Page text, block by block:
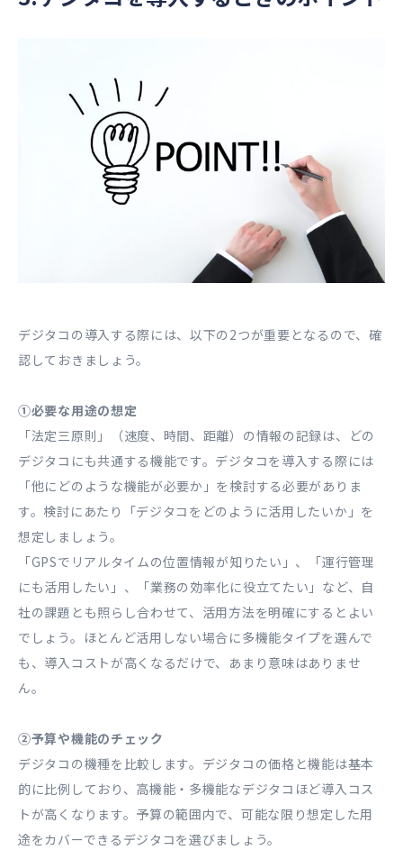
デジタコの導入する際には、以下の2つが重要となるので、確
認しておきましょう。
①必要な用途の想定
「法定三原則」（速度、時間、距離）の情報の記録は、どの
デジタコにも共通する機能です。デジタコを導入する際には
「他にどのような機能が必要か」を検討する必要がありま
す。検討にあたり「デジタコをどのように活用したいか」を
想定しましょう。
「GPSでリアルタイムの位置情報が知りたい」、「運行管理
にも活用したい」、「業務の効率化に役立てたい」など、自
社の課題とも照らし合わせて、活用方法を明確にするとよい
でしょう。ほとんど活用しない場合に多機能タイプを選んで
も、導入コストが高くなるだけで、あまり意味はありませ
ん。
②予算や機能のチェック
デジタコの機種を比較します。デジタコの価格と機能は基本
的に比例しており、高機能・多機能なデジタコほど導入コス
トが高くなります。予算の範囲内で、可能な限り想定した用
途をカバーできるデジタコを選びましょう。